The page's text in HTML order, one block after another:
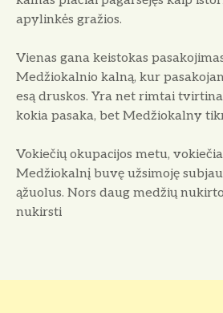
apylinkės gražios.
Vienas gana keistokas
Medžiokalnio kalną, kur
esą druskos. Yra net rimtai
kokia pasaka, bet Me­džiokalny
Vokiečių okupacijos metu,
Medžiokalnį buvę užsi­moję
ąžuo­lus. Nors daug medžių
nukirsti